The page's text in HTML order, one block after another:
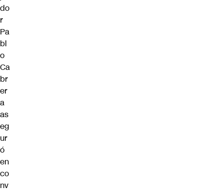
do
r
Pa
bl
o
Ca
br
er
a
as
eg
ur
ó
en
co
nv